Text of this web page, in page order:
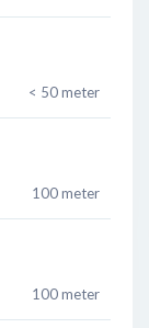
< 50 meter
100 meter
100 meter